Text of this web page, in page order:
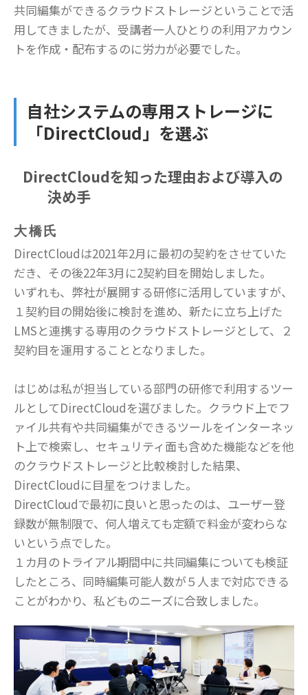
共同編集ができるクラウドストレージということで活
用してきましたが、受講者一人ひとりの利用アカウン
トを作成・配布するのに労力が必要でした。
自社システムの専用ストレージに
「DirectCloud」を選ぶ
DirectCloudを知った理由および導入の
決め手
大橋氏
DirectCloudは2021年2月に最初の契約をさせていた
だき、その後22年3月に2契約目を開始しました。
いずれも、弊社が展開する研修に活用していますが、
１契約目の開始後に検討を進め、新たに立ち上げた
LMSと連携する専用のクラウドストレージとして、２
契約目を運用することとなりました。
はじめは私が担当している部門の研修で利用するツー
ルとしてDirectCloudを選びました。クラウド上でフ
ァイル共有や共同編集ができるツールをインターネッ
ト上で検索し、セキュリティ面も含めた機能などを他
のクラウドストレージと比較検討した結果、
DirectCloudに目星をつけました。
DirectCloudで最初に良いと思ったのは、ユーザー登
録数が無制限で、何人増えても定額で料金が変わらな
いという点でした。
１カ月のトライアル期間中に共同編集についても検証
したところ、同時編集可能人数が５人まで対応できる
ことがわかり、私どものニーズに合致しました。